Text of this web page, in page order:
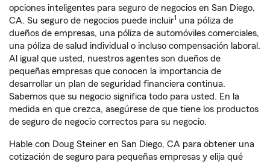
opciones inteligentes para seguro de negocios en San Diego,
CA. Su seguro de negocios puede incluir1 una póliza de
dueños de empresas, una póliza de automóviles comerciales,
una póliza de salud individual o incluso compensación laboral.
Al igual que usted, nuestros agentes son dueños de
pequeñas empresas que conocen la importancia de
desarrollar un plan de seguridad financiera continua.
Sabemos que su negocio significa todo para usted. En la
medida en que crezca, asegúrese de que tiene los productos
de seguro de negocio correctos para su negocio.
Hable con Doug Steiner en San Diego, CA para obtener una
cotización de seguro para pequeñas empresas y elija qué